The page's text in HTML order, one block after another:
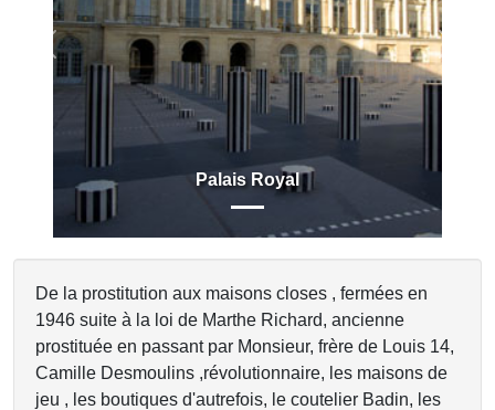
Palais Royal
Previous
De la prostitution aux maisons closes , fermées en
1946 suite à la loi de Marthe Richard, ancienne
prostituée en passant par Monsieur, frère de Louis 14,
Camille Desmoulins ,révolutionnaire, les maisons de
jeu , les boutiques d'autrefois, le coutelier Badin, les